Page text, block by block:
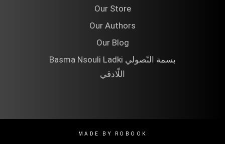
Our Store
Our Authors
Our Blog
Basma Nsouli Ladki بسمة النّصولي
اللّادقي
MADE BY ROBOOK